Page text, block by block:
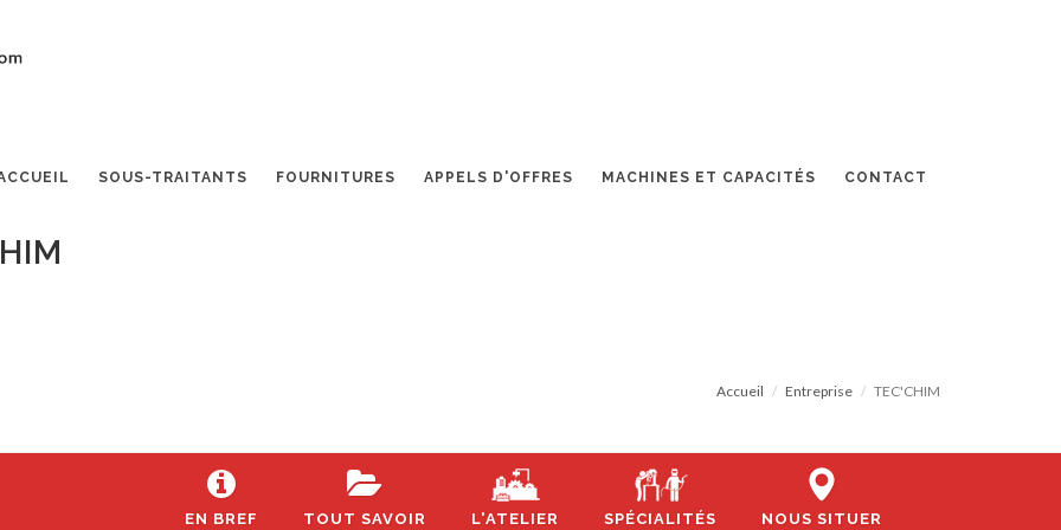
SOUS-TRAITANTS FOURNITURES APPELS D'OFFRES MACHINES ET CAPACITÉS CONTACT
Accueil Entreprise TEC'CHIM
EN BREF TOUT SAVOIR L'ATELIER SPÉCIALITÉS NOUS SITUER